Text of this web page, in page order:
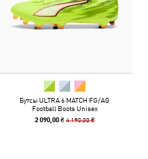
Бутсы ULTRA 6 MATCH FG/AG
Football Boots Unisex
2 090,00 ₴4 190,00 ₴